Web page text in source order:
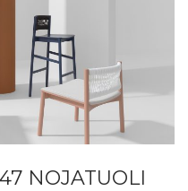
NOJATUOLI